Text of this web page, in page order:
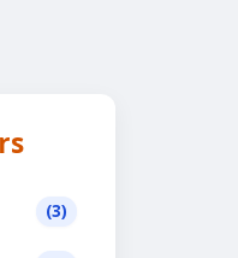
(3)